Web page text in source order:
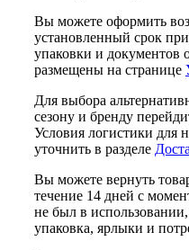
Вы можете оформить
установленный срок
упаковки и документов
размещены на странице
Для выбора
сезону и бренду
Условия логистики для
уточнить в разделе
Вы можете вернуть
течение 14 дней с
не был в
упаковка, ярлыки и